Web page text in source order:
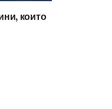
които